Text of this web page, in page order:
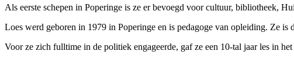
Als eerste schepen in Poperinge is ze er bevoegd voor cultuur, bibliotheek,
Loes werd geboren in 1979 in Poperinge en is pedagoge van opleiding. Ze
Voor ze zich fulltime in de politiek engageerde, gaf ze een 10-tal jaar les in